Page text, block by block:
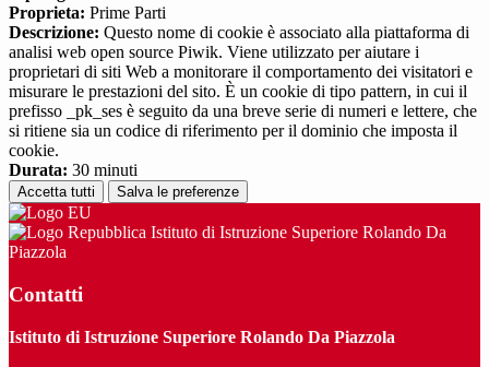
Proprieta: Prime Parti
Descrizione: Questo nome di cookie è associato alla piattaforma di
analisi web open source Piwik. Viene utilizzato per aiutare i
proprietari di siti Web a monitorare il comportamento dei visitatori e
misurare le prestazioni del sito. È un cookie di tipo pattern, in cui il
prefisso _pk_ses è seguito da una breve serie di numeri e lettere, che
si ritiene sia un codice di riferimento per il dominio che imposta il
cookie.
Durata: 30 minuti
Accetta tutti Salva le preferenze
Istituto di Istruzione Superiore Rolando Da
Piazzola
Contatti
Istituto di Istruzione Superiore Rolando Da Piazzola